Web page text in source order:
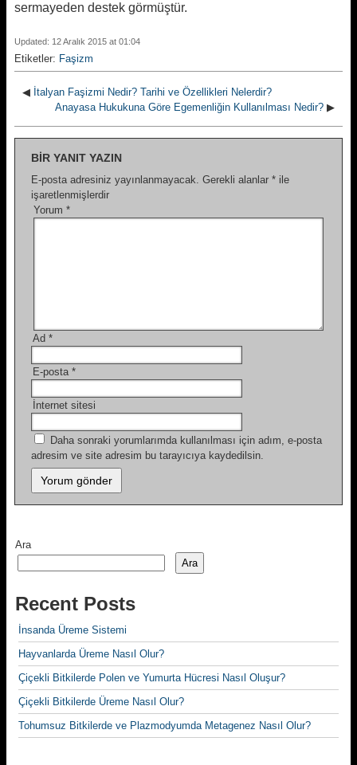
sermayeden destek görmüştür.
Updated: 12 Aralık 2015 at 01:04
Etiketler: Faşizm
◀ İtalyan Faşizmi Nedir? Tarihi ve Özellikleri Nelerdir?
Anayasa Hukukuna Göre Egemenliğin Kullanılması Nedir? ▶
BIR YANIT YAZIN
E-posta adresiniz yayınlanmayacak. Gerekli alanlar * ile
işaretlenmişlerdir
Yorum *
Ad *
E-posta *
İnternet sitesi
Daha sonraki yorumlarımda kullanılması için adım, e-posta
adresim ve site adresim bu tarayıcıya kaydedilsin.
Ara
Ara
Recent Posts
İnsanda Üreme Sistemi
Hayvanlarda Üreme Nasıl Olur?
Çiçekli Bitkilerde Polen ve Yumurta Hücresi Nasıl Oluşur?
Çiçekli Bitkilerde Üreme Nasıl Olur?
Tohumsuz Bitkilerde ve Plazmodyumda Metagenez Nasıl Olur?